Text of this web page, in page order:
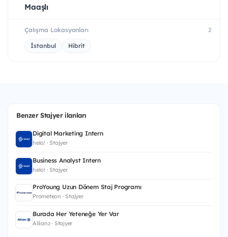
Maaşlı
Çalışma Lokasyonları 2
İstanbul Hibrit
Benzer Stajyer ilanları
Digital Marketing Intern
helo! · Stajyer
Business Analyst Intern
helo! · Stajyer
ProYoung Uzun Dönem Staj Programı
Prometeon · Stajyer
Burada Her Yeteneğe Yer Var
Allianz · Stajyer